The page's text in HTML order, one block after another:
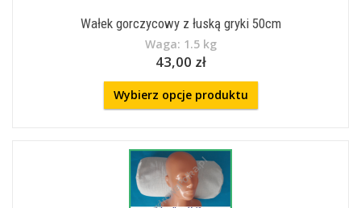
Wałek gorczycowy z łuską gryki 50cm
Waga: 1.5 kg
43,00 zł
Wybierz opcje produktu